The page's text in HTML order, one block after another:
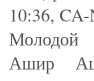
10:36,
Молодой
Ашир